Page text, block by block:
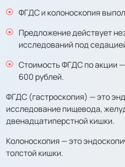
ФГДС и колоноскопия
Предложение действует
исследований под
Стоимость ФГДС по акции
600 рублей.
ФГДС (гастроскопия) — это
исследование пищевода,
двенадцатиперстной кишки.
Колоноскопия — это
толстой кишки.